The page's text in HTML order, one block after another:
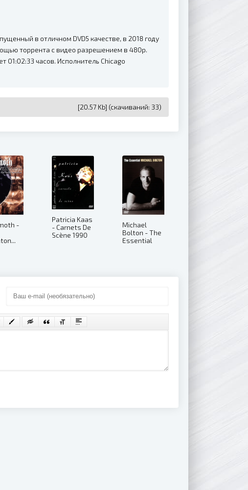
в отличном DVD5 качестве, в 2018 году
торрента с видео разрешением в 480p.
01:02:33 часов. Исполнитель Chicago
[20.57 Kb] (cкачиваний: 33)
-
Patricia Kaas
- Carnets De
Scène 1990
Michael
Bolton - The
Essential